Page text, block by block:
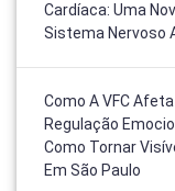
Cardíaca: Uma
Sistema Nervoso
Como A VFC
Regulação
Como Tornar
Em São Paulo